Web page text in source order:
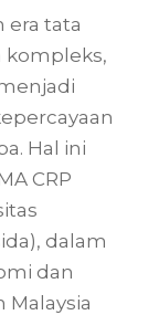
era tata
kompleks,
Hal ini
CRP
dalam
dan
Malaysia